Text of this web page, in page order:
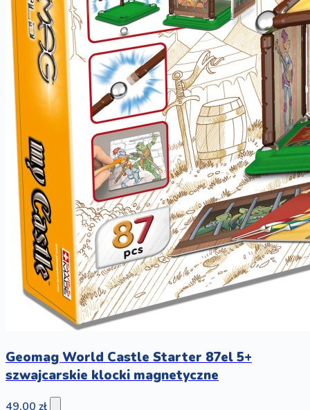
Geomag World Castle Starter 87el 5+
szwajcarskie klocki magnetyczne
49,00 zł